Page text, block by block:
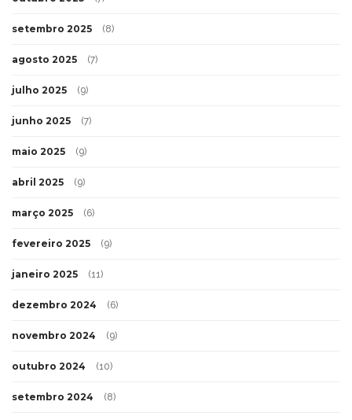
setembro 2025 (8)
agosto 2025 (7)
julho 2025 (9)
junho 2025 (7)
maio 2025 (9)
abril 2025 (9)
março 2025 (6)
fevereiro 2025 (9)
janeiro 2025 (11)
dezembro 2024 (6)
novembro 2024 (9)
outubro 2024 (10)
setembro 2024 (8)